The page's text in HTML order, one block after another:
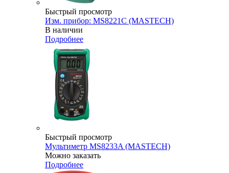
Быстрый просмотр
Изм. прибор: MS8221C (MASTECH)
В наличии
Подробнее
Быстрый просмотр
Мультиметр MS8233A (MASTECH)
Можно заказать
Подробнее